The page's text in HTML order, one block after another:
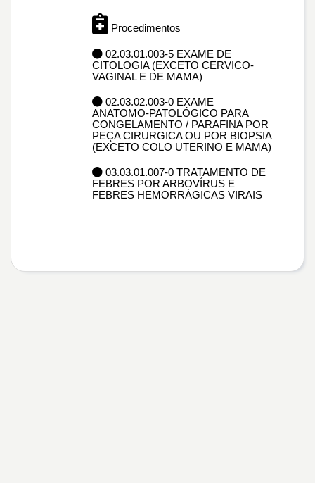
Procedimentos
02.03.01.003-5 EXAME DE
CITOLOGIA (EXCETO CERVICO-
VAGINAL E DE MAMA)
02.03.02.003-0 EXAME
ANATOMO-PATOLÓGICO PARA
CONGELAMENTO / PARAFINA POR
PEÇA CIRURGICA OU POR BIOPSIA
(EXCETO COLO UTERINO E MAMA)
03.03.01.007-0 TRATAMENTO DE
FEBRES POR ARBOVÍRUS E
FEBRES HEMORRÁGICAS VIRAIS